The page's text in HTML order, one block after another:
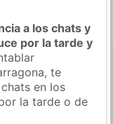
a los chats y
por la tarde y
te
en los
la tarde o de